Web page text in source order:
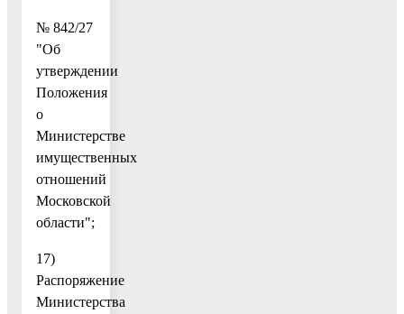
№ 842/27
"Об
утверждении
Положения
о
Министерстве
имущественных
отношений
Московской
области";
17)
Распоряжение
Министерства